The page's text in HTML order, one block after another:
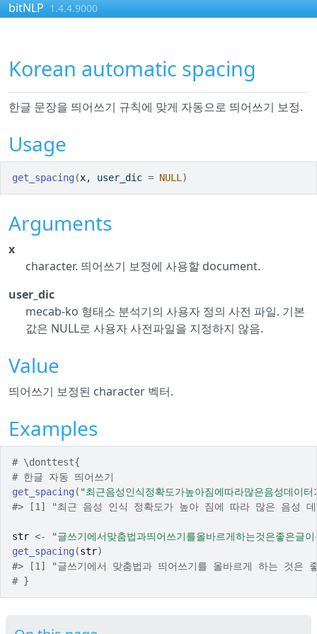
Skip to contents
bitNLP 1.4.4.9000
Korean automatic spacing
한글 문장을 띄어쓰기 규칙에 맞게 자동으로 띄어쓰기 보정.
Usage
get_spacing (x, user_dic = NULL )
Arguments
x
character. 띄어쓰기 보정에 사용할 document.
user_dic
mecab-ko 형태소 분석기의 사용자 정의 사전 파일. 기본
값은 NULL로 사용자 사전파일을 지정하지 않음.
Value
띄어쓰기 보정된 character 벡터.
Examples
# \donttest{
# 한글 자동 띄어쓰기
get_spacing ( "최근음성인식정확도가높아짐에따라많은음성데이
#> [1] "최근 음성 인식 정확도가 높아 짐에 따라 많은 음성 데
str <-
"글쓰기에서맞춤법과띄어쓰기를올바르게하는것은좋은글
get_spacing (str)
#> [1] "글쓰기에서 맞춤법과 띄어쓰기를 올바르게 하는 것은
# }